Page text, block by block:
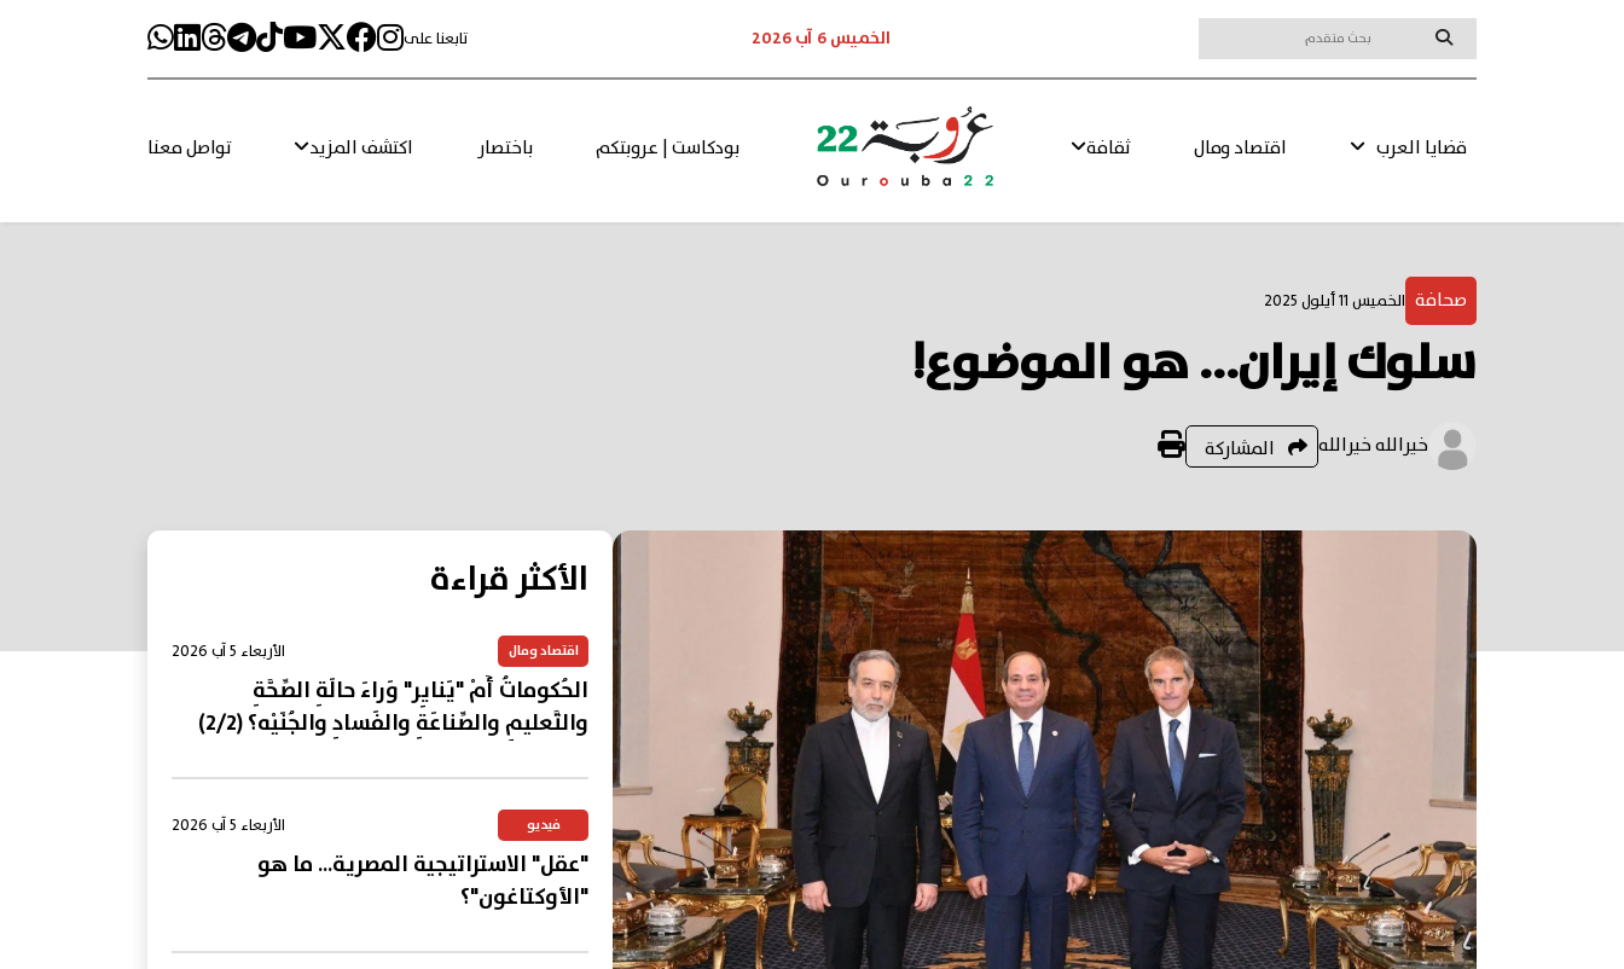
الخميس 6 آب 2026 تابعنا على
قضايا العرب اقتصاد ومال ثقافة بودكاست | عروبتكم باختصار اكتشف المزيد تواصل معنا
صحافة الخميس 11 أيلول 2025
سلوك إيران... هو الموضوع!
خيرالله خيرالله المشاركة
الأكثر قراءة
اقتصاد ومال الأربعاء 5 آب 2026
الحُكوماتُ أَمْ "يَنايِر" وَراءَ حالَةِ الصِّحَّةِ
والتَّعليمِ والصِّناعَةِ والفَسادِ والجُنَيْه؟ (2/2)
فيديو الأربعاء 5 آب 2026
"عقل" الاستراتيجية المصرية... ما هو
"الأوكتاغون"؟